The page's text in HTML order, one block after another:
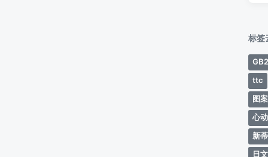
标签
ttc
图
心
新
日文